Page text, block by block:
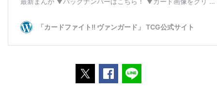
ポストするFacebookでシェアする